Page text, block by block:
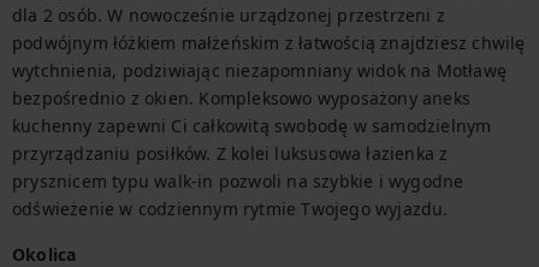
dla 2 osób. W nowocześnie urządzonej przestrzeni z
podwójnym łóżkiem małżeńskim z łatwością znajdziesz chwilę
wytchnienia, podziwiając niezapomniany widok na Motławę
bezpośrednio z okien. Kompleksowo wyposażony aneks
kuchenny zapewni Ci całkowitą swobodę w samodzielnym
przyrządzaniu posiłków. Z kolei luksusowa łazienka z
prysznicem typu walk-in pozwoli na szybkie i wygodne
odświeżenie w codziennym rytmie Twojego wyjazdu.
Okolica